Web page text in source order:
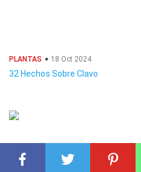
PLANTAS 18 Oct 2024
32 Hechos Sobre Clavo